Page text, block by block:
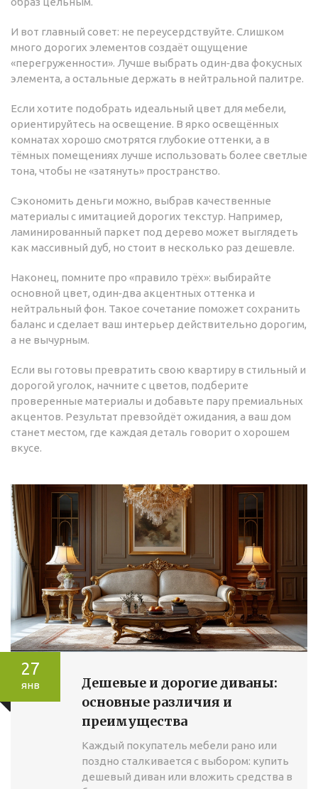
И вот главный совет: не переусердствуйте. Слишком
много дорогих элементов создаёт ощущение
«перегруженности». Лучше выбрать один‑два фокусных
элемента, а остальные держать в нейтральной палитре.
Если хотите подобрать идеальный цвет для мебели,
ориентируйтесь на освещение. В ярко освещённых
комнатах хорошо смотрятся глубокие оттенки, а в
тёмных помещениях лучше использовать более светлые
тона, чтобы не «затянуть» пространство.
Сэкономить деньги можно, выбрав качественные
материалы с имитацией дорогих текстур. Например,
ламинированный паркет под дерево может выглядеть
как массивный дуб, но стоит в несколько раз дешевле.
Наконец, помните про «правило трёх»: выбирайте
основной цвет, один‑два акцентных оттенка и
нейтральный фон. Такое сочетание поможет сохранить
баланс и сделает ваш интерьер действительно дорогим,
а не вычурным.
Если вы готовы превратить свою квартиру в стильный и
дорогой уголок, начните с цветов, подберите
проверенные материалы и добавьте пару премиальных
акцентов. Результат превзойдёт ожидания, а ваш дом
станет местом, где каждая деталь говорит о хорошем
вкусе.
27
янв
Дешевые и дорогие диваны:
основные различия и
преимущества
Каждый покупатель мебели рано или
поздно сталкивается с выбором: купить
дешевый диван или вложить средства в